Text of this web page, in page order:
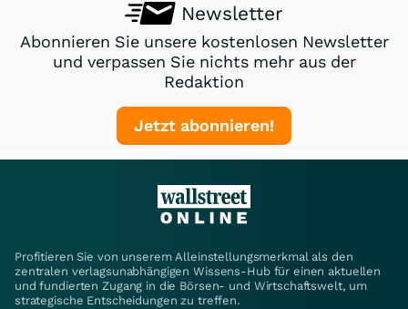
Newsletter
Abonnieren Sie unsere kostenlosen Newsletter
und verpassen Sie nichts mehr aus der
Redaktion
Jetzt abonnieren!
Profitieren Sie von unserem Alleinstellungsmerkmal als den
zentralen verlagsunabhängigen Wissens-Hub für einen aktuellen
und fundierten Zugang in die Börsen- und Wirtschaftswelt, um
strategische Entscheidungen zu treffen.